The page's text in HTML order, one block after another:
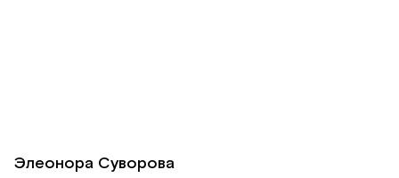
Элеонора Суворова